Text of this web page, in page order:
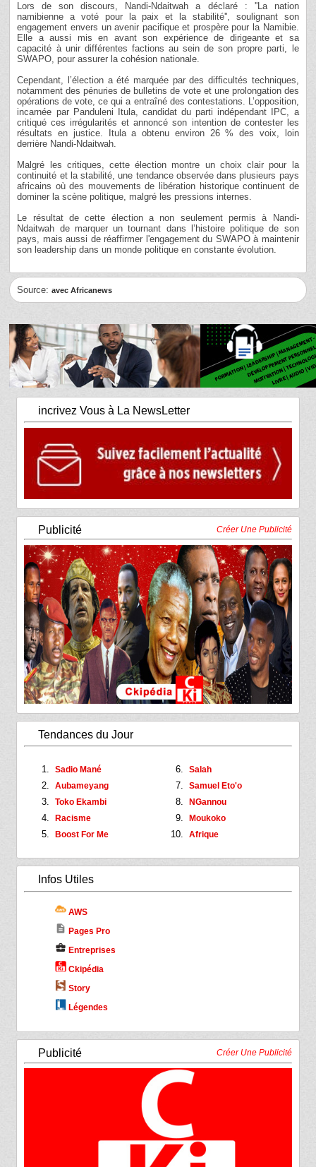
Lors de son discours, Nandi-Ndaitwah a déclaré : ''La nation
namibienne a voté pour la paix et la stabilité'', soulignant son
engagement envers un avenir pacifique et prospère pour la Namibie.
Elle a aussi mis en avant son expérience de dirigeante et sa
capacité à unir différentes factions au sein de son propre parti, le
SWAPO, pour assurer la cohésion nationale.
Cependant, l’élection a été marquée par des difficultés techniques,
notamment des pénuries de bulletins de vote et une prolongation des
opérations de vote, ce qui a entraîné des contestations. L’opposition,
incarnée par Panduleni Itula, candidat du parti indépendant IPC, a
critiqué ces irrégularités et annoncé son intention de contester les
résultats en justice. Itula a obtenu environ 26 % des voix, loin
derrière Nandi-Ndaitwah.
Malgré les critiques, cette élection montre un choix clair pour la
continuité et la stabilité, une tendance observée dans plusieurs pays
africains où des mouvements de libération historique continuent de
dominer la scène politique, malgré les pressions internes.
Le résultat de cette élection a non seulement permis à Nandi-
Ndaitwah de marquer un tournant dans l’histoire politique de son
pays, mais aussi de réaffirmer l'engagement du SWAPO à maintenir
son leadership dans un monde politique en constante évolution.
Source:avec Africanews
incrivez Vous à La NewsLetter
Publicité Créer Une Publicité
Tendances du Jour
Sadio Mané
Aubameyang
Toko Ekambi
Racisme
Boost For Me
Salah
Samuel Eto'o
NGannou
Moukoko
Afrique
Infos Utiles
AWS
description Pages Pro
business_center Entreprises
Ckipédia
Story
Légendes
Publicité Créer Une Publicité